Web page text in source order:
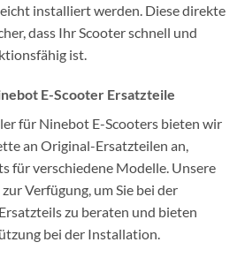
installiert werden. Diese direkte
dass Ihr Scooter schnell und
ist.
E-Scooter Ersatzteile
für Ninebot E-Scooters bieten wir
an Original-Ersatzteilen an,
für verschiedene Modelle. Unsere
Verfügung, um Sie bei der
zu beraten und bieten
bei der Installation.